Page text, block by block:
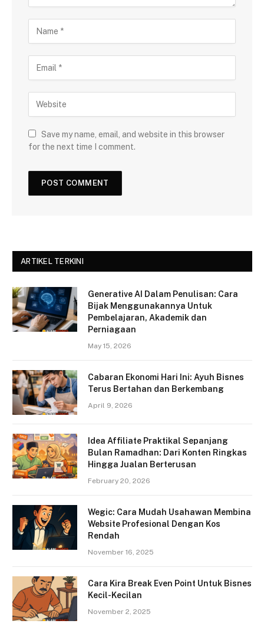
Save my name, email, and website in this browser
for the next time I comment.
ARTIKEL TERKINI
Generative AI Dalam Penulisan: Cara
Bijak Menggunakannya Untuk
Pembelajaran, Akademik dan
Perniagaan
May 15, 2026
Cabaran Ekonomi Hari Ini: Ayuh Bisnes
Terus Bertahan dan Berkembang
April 9, 2026
Idea Affiliate Praktikal Sepanjang
Bulan Ramadhan: Dari Konten Ringkas
Hingga Jualan Berterusan
February 20, 2026
Wegic: Cara Mudah Usahawan Membina
Website Profesional Dengan Kos
Rendah
November 16, 2025
Cara Kira Break Even Point Untuk Bisnes
Kecil-Kecilan
November 2, 2025